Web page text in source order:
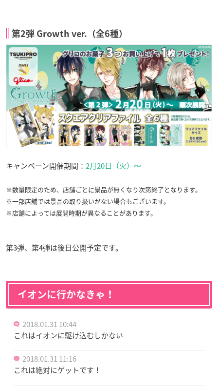
第2弾 Growth ver.（全6種）
キャンペーン開催期間： 2月20日（火）～
※数量限定のため、店舗ごとに景品が無くなり次第終了となります。
※一部店舗では景品の取り扱いがない場合もございます。
※店舗によっては展開時期が異なることがあります。
第3弾、第4弾は後日公開予定です。
イオンに行かなきゃ！
2018.01.31 10:44
これはイオンに駆け込むしかない
2018.01.31 11:16
これは絶対にゲットです！